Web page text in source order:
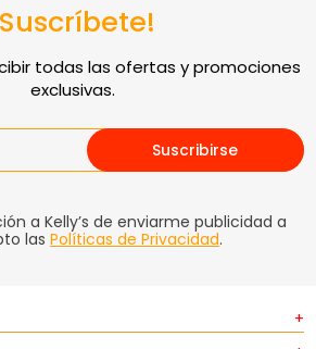
Suscribirse
a Kelly’s de enviarme publicidad a
lasPolíticas de Privacidad.
+